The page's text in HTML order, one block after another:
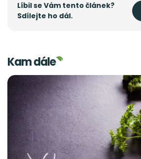
Líbil se Vám tento článek?
Sdílejte ho dál.
Kam dále